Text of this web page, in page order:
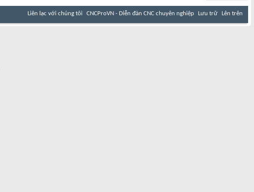
Liên lạc với chúng tôi CNCProVN - Diễn đàn CNC chuyên nghiệp Lưu trữ Lên trên